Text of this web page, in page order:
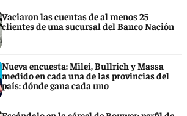
Vaciaron las cuentas de al menos 25
clientes de una sucursal del Banco Nación
Nueva encuesta: Milei, Bullrich y Massa
medido en cada una de las provincias del
país: dónde gana cada uno